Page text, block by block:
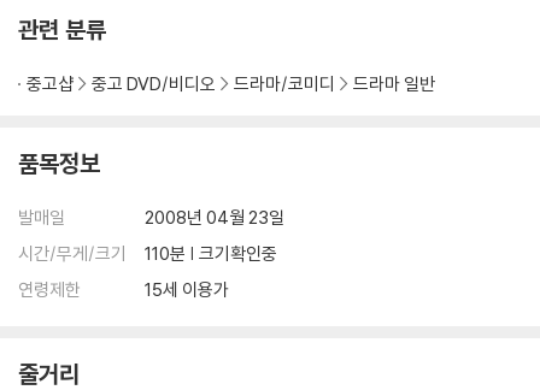
관련 분류
중고샵 중고 DVD/비디오 드라마/코미디 드라마 일반
품목정보
발매일
2008년 04월 23일
시간/무게/크기
110분 | 크기확인중
연령제한
15세 이용가
줄거리